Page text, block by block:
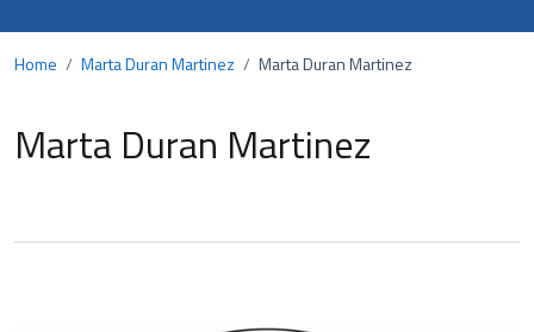
Home / Marta Duran Martinez / Marta Duran Martinez
Marta Duran Martinez